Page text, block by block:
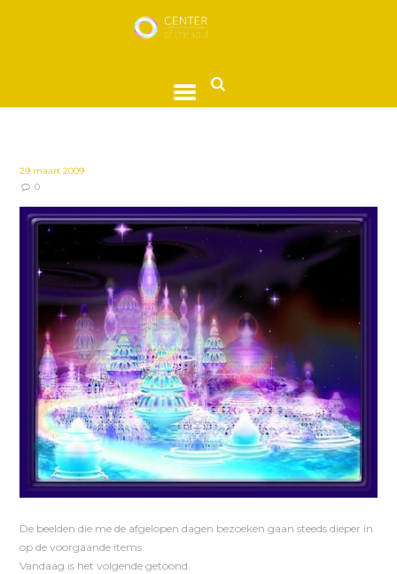
29 maart 2009
0
De beelden die me de afgelopen dagen bezoeken gaan steeds dieper in
op de voorgaande items.
Vandaag is het volgende getoond.